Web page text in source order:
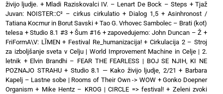
živijo ljudje. + Mladi Raziskovalci IV. – Lenart De Bock – Steps +Tjaž
Juvan: NOISTER::C² – cirkus cirkulatio + Dialog 1,5 + Asinhronost /
Tatiana Kocmur in Borut Savski + Tao G. Vrhovec Sambolec – Brati (kot)
telesa +Studio 8.1 #3 + Šum #16 +zapovedujemo: John Duncan – Ž +
FriFormA\V: LĪMEN+ Festival Re_humanizacija!+Cirkulacija 2 – Stroj
za izboljšanje sveta v Celju | World Improvement Machine in Celje | 2.
letnik + Elvin Brandhi – FEAR THE FEARLESS | BOJ SE NJIH, KI NE
POZNAJO STRAHU+ Studio 8.1 — Kako živijo ljudje, 2/21 + Barbara
Kapelj – Lastne sobe | Rooms of Their Own -> WOW+Gonko Doepner
Organism + Mike Hentz – KROG | CIRCLE => festival! + Zeleni zvoki